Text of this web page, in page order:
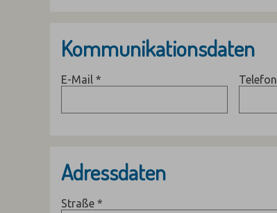
Kommunikationsdaten
E-Mail * Telefon
Adressdaten
Straße *